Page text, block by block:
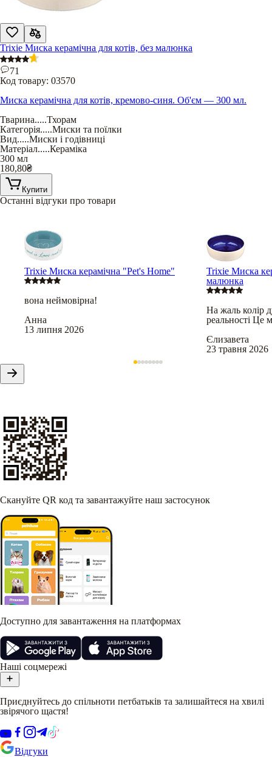
Trixie Миска керамічна для котів, без малюнка
71
Код товару: 03570
Миска керамічна для котів, кремово-синя. Об'єм — 300 мл.
Тварина.....Тхорам
Категорія.....Миски та поїлки
Вид.....Миски і годівниці
Матеріал.....Кераміка
300 мл
180,80₴
Купити
Останні відгуки про товари
Trixie Миска керамічна "Pet's Home"
вона неймовірна!
Анна
13 липня 2026
Trixie Миска
малюнка
На жаль колір
реальності Це
Єлизавета
23 травня 2026
Скануйте QR код та завантажуйте наш застосунок
Доступно для завантаження на платформах
Наші соцмережі
Приєднуйтесь до спільноти петбатьків та залишайтеся на хвилі
звірячого щастя!
Відгуки